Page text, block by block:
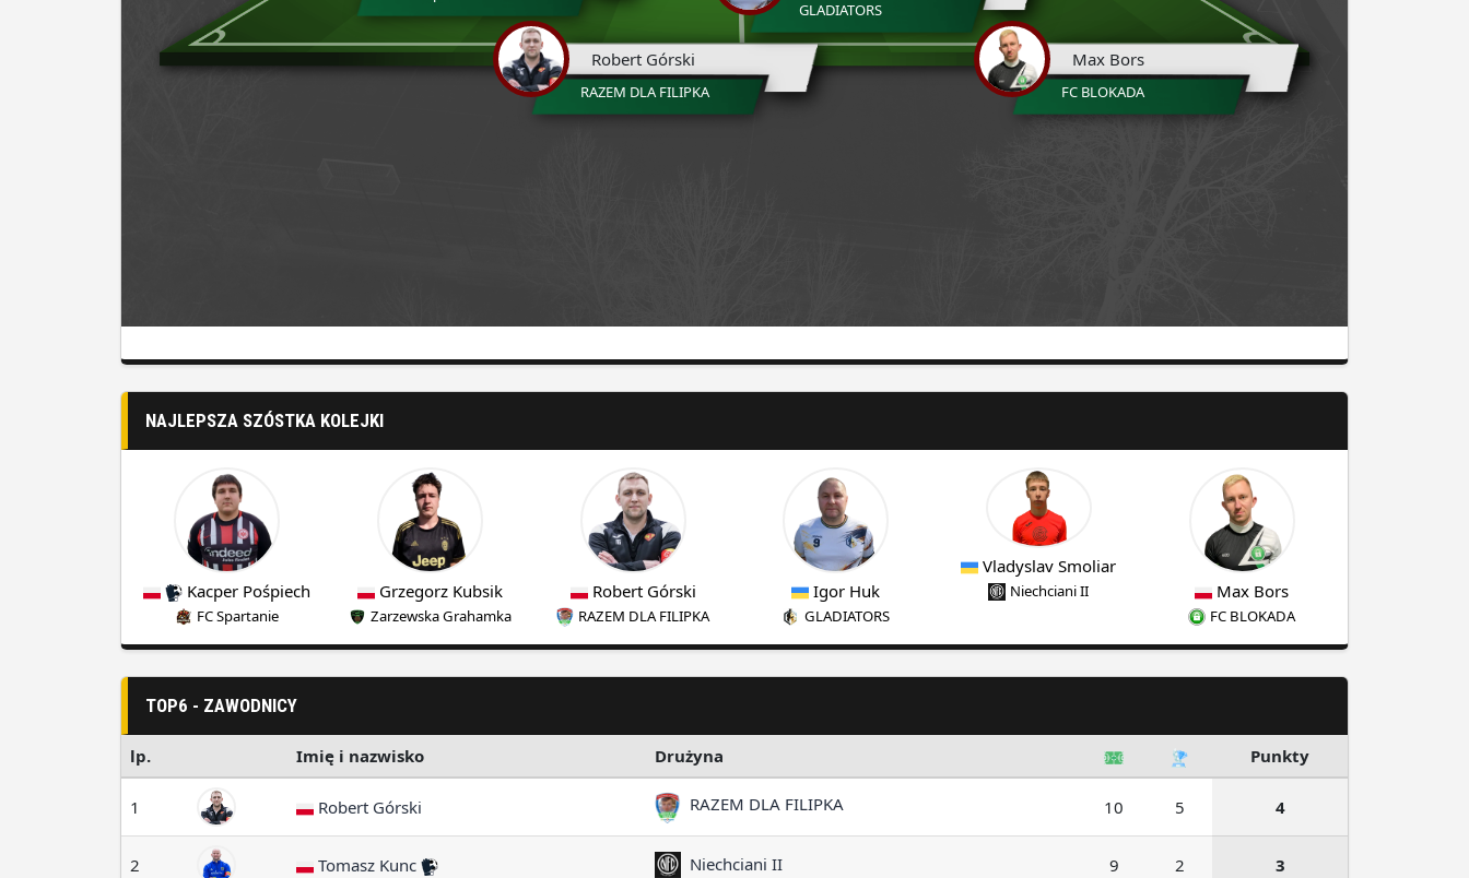
Robert Górski
RAZEM DLA FILIPKA
GLADIATORS
Max Bors
FC BLOKADA
NAJLEPSZA SZÓSTKA KOLEJKI
Kacper Pośpiech
FC Spartanie
Grzegorz Kubsik
Zarzewska Grahamka
Robert Górski
RAZEM DLA FILIPKA
Igor Huk
GLADIATORS
Vladyslav Smoliar
Niechciani II Max Bors
FC BLOKADA
TOP6 - ZAWODNICY
lp. Imię i nazwisko Drużyna Punkty
1 Robert Górski RAZEM DLA FILIPKA 10 5 4
2 Tomasz Kunc Niechciani II 9 2 3